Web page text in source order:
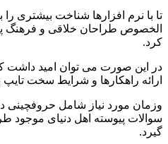
تا با نرم افزارها شناخت بیشتری
الخصوص طراحان خلاقی و فرهنگ
کرد.
در این صورت می توان امید داشت
ارائه راهکارها و شرایط سخت تایپ
وزمان مورد نیاز شامل حروفچینی
سوالات پیوسته اهل دنیای موجود
گیرد.